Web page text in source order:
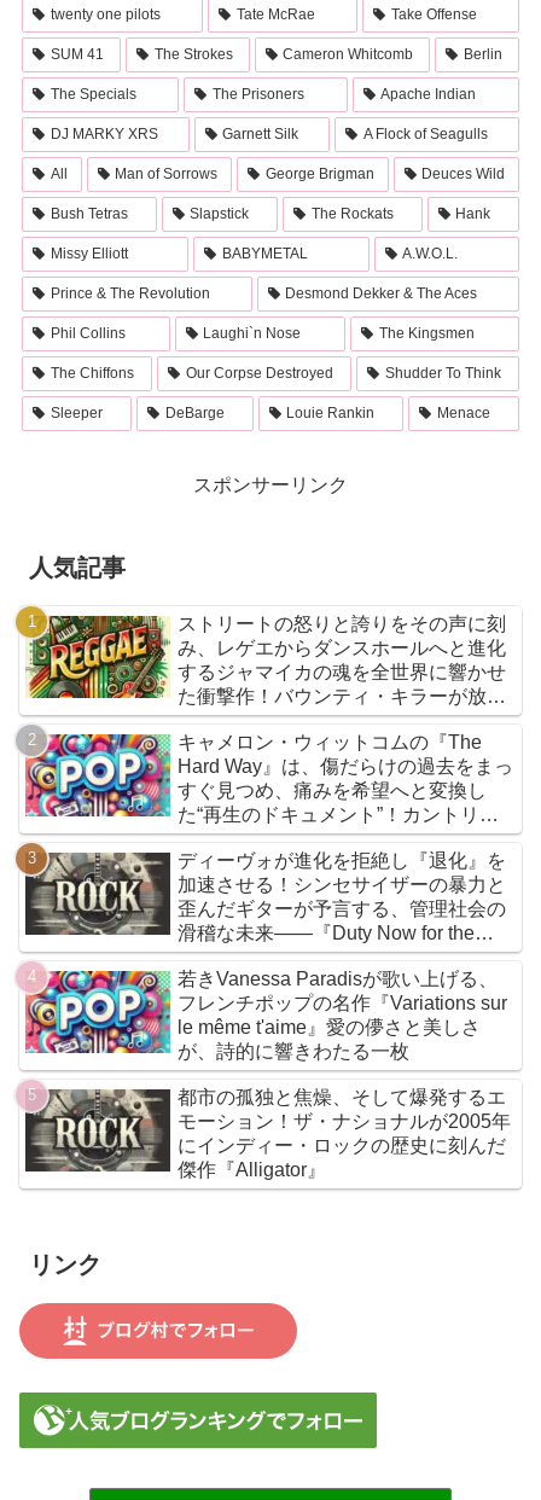
twenty one pilots Tate McRae Take Offense
SUM 41 The Strokes Cameron Whitcomb Berlin
The Specials The Prisoners Apache Indian
DJ MARKY XRS Garnett Silk A Flock of Seagulls
All Man of Sorrows George Brigman Deuces Wild
Bush Tetras Slapstick The Rockats Hank
Missy Elliott BABYMETAL A.W.O.L.
Prince & The Revolution Desmond Dekker & The Aces
Phil Collins Laughi`n Nose The Kingsmen
The Chiffons Our Corpse Destroyed Shudder To Think
Sleeper DeBarge Louie Rankin Menace
スポンサーリンク
人気記事
ストリートの怒りと誇りをその声に刻
み、レゲエからダンスホールへと進化
するジャマイカの魂を全世界に響かせ
た衝撃作！バウンティ・キラーが放つ
『Bounty Killer』は、貧者の代弁者と
しての信念と、爆音でしか語れないリ
アルな真実を詰め込んだ決定的アルバ
ムだ
キャメロン・ウィットコムの『The
Hard Way』は、傷だらけの過去をまっ
すぐ見つめ、痛みを希望へと変換し
た“再生のドキュメント”！カントリー
とフォークを軸に、荒削りな衝動と繊
細な感情が交差するサウンドは、人生
の遠回りさえも価値ある物語へと昇華
していく
ディーヴォが進化を拒絶し『退化』を
加速させる！シンセサイザーの暴力と
歪んだギターが予言する、管理社会の
滑稽な未来――『Duty Now for the
Future』こそがニューウェイヴの真実
である
若きVanessa Paradisが歌い上げる、
フレンチポップの名作『Variations sur
le même t'aime』愛の儚さと美しさ
が、詩的に響きわたる一枚
都市の孤独と焦燥、そして爆発するエ
モーション！ザ・ナショナルが2005年
にインディー・ロックの歴史に刻んだ
傑作『Alligator』
リンク